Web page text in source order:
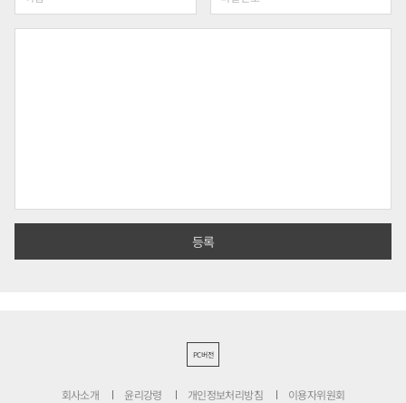
PC버전
회사소개 윤리강령 개인정보처리방침 이용자위원회